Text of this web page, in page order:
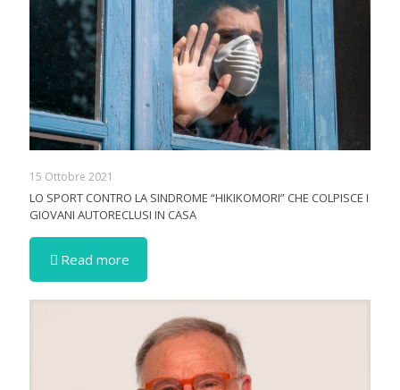
15 Ottobre 2021
LO SPORT CONTRO LA SINDROME “HIKIKOMORI” CHE COLPISCE I
GIOVANI AUTORECLUSI IN CASA
Read more